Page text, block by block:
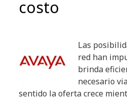
costo
Las
red han
brinda
necesario
sentido la oferta crece